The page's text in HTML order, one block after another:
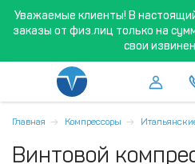
Уважаемые клиенты! В
заказы от физ.лиц только на
свои
Главная Компрессоры
Винтовой